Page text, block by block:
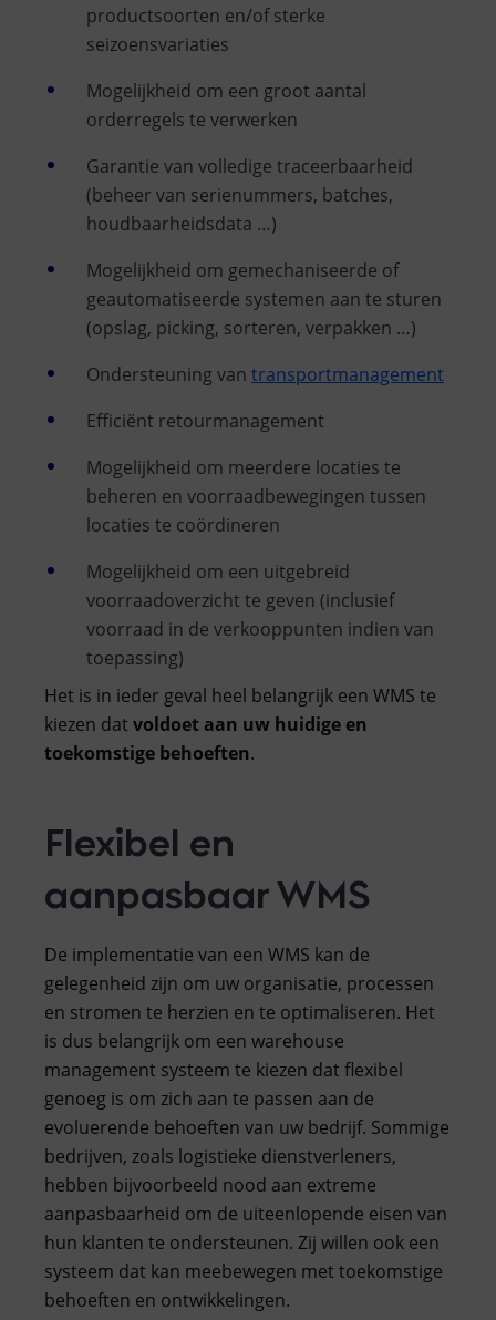
productsoorten en/of sterke
seizoensvariaties
Mogelijkheid om een groot aantal
orderregels te verwerken
Garantie van volledige traceerbaarheid
(beheer van serienummers, batches,
houdbaarheidsdata …)
Mogelijkheid om gemechaniseerde of
geautomatiseerde systemen aan te sturen
(opslag, picking, sorteren, verpakken …)
Ondersteuning van transportmanagement
Efficiënt retourmanagement
Mogelijkheid om meerdere locaties te
beheren en voorraadbewegingen tussen
locaties te coördineren
Mogelijkheid om een uitgebreid
voorraadoverzicht te geven (inclusief
voorraad in de verkooppunten indien van
toepassing)
Het is in ieder geval heel belangrijk een WMS te
kiezen dat voldoet aan uw huidige en
toekomstige behoeften.
Flexibel en
aanpasbaar WMS
De implementatie van een WMS kan de
gelegenheid zijn om uw organisatie, processen
en stromen te herzien en te optimaliseren. Het
is dus belangrijk om een warehouse
management systeem te kiezen dat flexibel
genoeg is om zich aan te passen aan de
evoluerende behoeften van uw bedrijf. Sommige
bedrijven, zoals logistieke dienstverleners,
hebben bijvoorbeeld nood aan extreme
aanpasbaarheid om de uiteenlopende eisen van
hun klanten te ondersteunen. Zij willen ook een
systeem dat kan meebewegen met toekomstige
behoeften en ontwikkelingen.